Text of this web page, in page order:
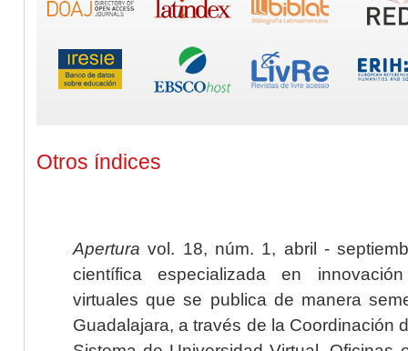
Otros índices
Apertura vol. 18, núm. 1, abril -
científica especializada en
virtuales que se publica de manera
Guadalajara, a través de la Coordinación